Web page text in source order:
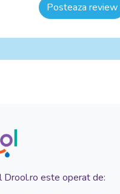
Posteaza review
Drool.ro este operat de: